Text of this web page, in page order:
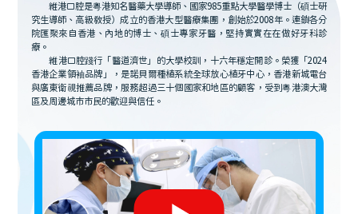
維港口腔是粵港知名醫藥大學導師、國家985重點大學醫學博士（碩士研
究生導師、高級教授）成立的香港大型醫療集團，創始於2008年。連鎖各分
院匯聚來自香港、內地的博士、碩士專家牙醫，堅持實實在在做好牙科診
療。
維港口腔踐行「醫道濟世」的大學校訓，十六年穩定開診。榮獲「2024
香港企業領袖品牌」，是諾貝爾種植系統全球放心植牙中心，香港新城電台
與廣東衛視推薦品牌，服務超過三十個國家和地區的顧客，受到粵港澳大灣
區及周邊城市市民的歡迎與信任。